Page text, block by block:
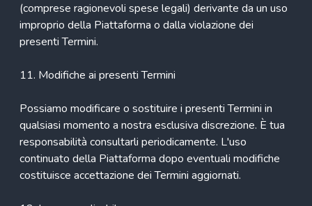
(comprese ragionevoli spese legali) derivante da un uso
improprio della Piattaforma o dalla violazione dei
presenti Termini.
11. Modifiche ai presenti Termini
Possiamo modificare o sostituire i presenti Termini in
qualsiasi momento a nostra esclusiva discrezione. È tua
responsabilità consultarli periodicamente. L'uso
continuato della Piattaforma dopo eventuali modifiche
costituisce accettazione dei Termini aggiornati.